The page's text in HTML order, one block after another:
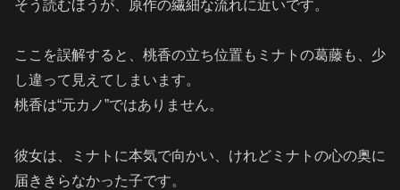
そう読むほうが、原作の繊細な流れに近いです。
ここを誤解すると、桃香の立ち位置もミナトの葛藤も、少
し違って見えてしまいます。
桃香は“元カノ”ではありません。
彼女は、ミナトに本気で向かい、けれどミナトの心の奥に
届ききらなかった子です。